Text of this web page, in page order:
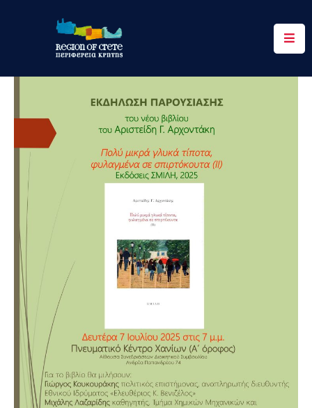
Περιφέρεια
Δράσεις
Ψηφιακές
Επικοινωνία